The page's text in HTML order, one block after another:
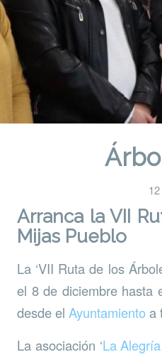
Arranca la VII
Mijas Pueblo
La ‘VII Ruta de los
el 8 de diciembre hasta
desde el Ayuntamiento a
La asociación ‘La